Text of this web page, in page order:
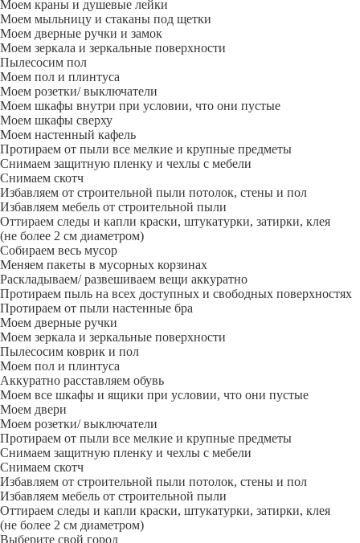
Моем краны и душевые лейки
Моем мыльницу и стаканы под щетки
Моем дверные ручки и замок
Моем зеркала и зеркальные поверхности
Пылесосим пол
Моем пол и плинтуса
Моем розетки/ выключатели
Моем шкафы внутри при условии, что они пустые
Моем шкафы сверху
Моем настенный кафель
Протираем от пыли все мелкие и крупные предметы
Снимаем защитную пленку и чехлы с мебели
Снимаем скотч
Избавляем от строительной пыли потолок, стены и пол
Избавляем мебель от строительной пыли
Оттираем следы и капли краски, штукатурки, затирки, клея
(не более 2 см диаметром)
Собираем весь мусор
Меняем пакеты в мусорных корзинах
Раскладываем/ развешиваем вещи аккуратно
Протираем пыль на всех доступных и свободных поверхностях
Протираем от пыли настенные бра
Моем дверные ручки
Моем зеркала и зеркальные поверхности
Пылесосим коврик и пол
Моем пол и плинтуса
Аккуратно расставляем обувь
Моем все шкафы и ящики при условии, что они пустые
Моем двери
Моем розетки/ выключатели
Протираем от пыли все мелкие и крупные предметы
Снимаем защитную пленку и чехлы с мебели
Снимаем скотч
Избавляем от строительной пыли потолок, стены и пол
Избавляем мебель от строительной пыли
Оттираем следы и капли краски, штукатурки, затирки, клея
(не более 2 см диаметром)
Выберите свой город